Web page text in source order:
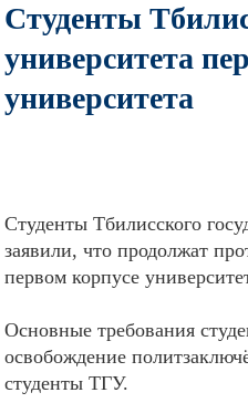
Студенты
университета
университета
Студенты Тбилисского
заявили, что продолжат
первом корпусе
Основные требования
освобождение
студенты ТГУ.